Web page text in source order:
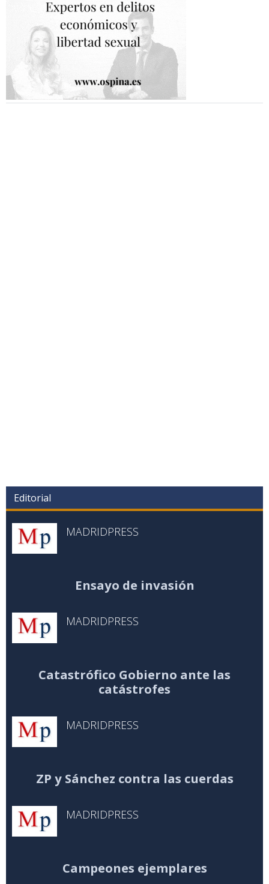
Editorial
MADRIDPRESS
Ensayo de invasión
MADRIDPRESS
Catastrófico Gobierno ante las
catástrofes
MADRIDPRESS
ZP y Sánchez contra las cuerdas
MADRIDPRESS
Campeones ejemplares